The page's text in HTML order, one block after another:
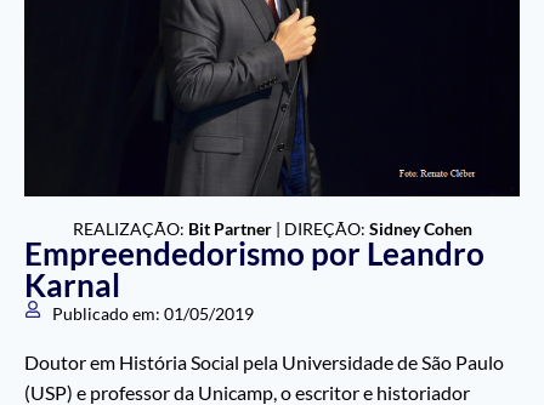
REALIZAÇÃO: Bit Partner| DIREÇÃO: Sidney Cohen
Empreendedorismo por Leandro
Karnal
Publicado em: 01/05/2019
Doutor em História Social pela Universidade de São Paulo
(USP) e professor da Unicamp, o escritor e historiador